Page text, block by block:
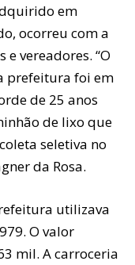
em
ocorreu com a
vereadores. “O
prefeitura foi em
de 25 anos
de lixo que
seletiva no
da Rosa.
utilizava
O valor
mil. A carroceria